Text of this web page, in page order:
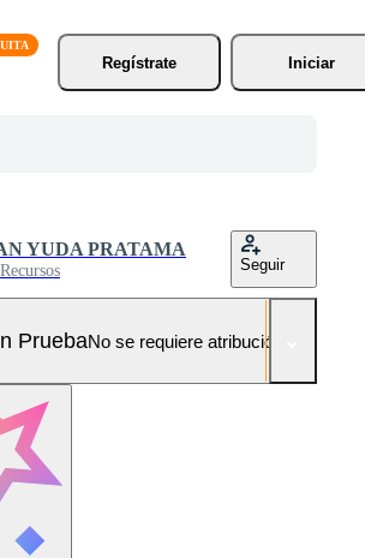
Regístrate
Iniciar
YUDA PRATAMA
Seguir
PruebaNo se requiere atribución!